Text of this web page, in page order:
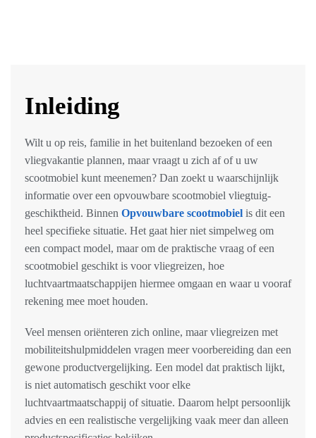
Inleiding
Wilt u op reis, familie in het buitenland bezoeken of een
vliegvakantie plannen, maar vraagt u zich af of u uw
scootmobiel kunt meenemen? Dan zoekt u waarschijnlijk
informatie over een opvouwbare scootmobiel vliegtuig-
geschiktheid. Binnen Opvouwbare scootmobiel is dit een
heel specifieke situatie. Het gaat hier niet simpelweg om
een compact model, maar om de praktische vraag of een
scootmobiel geschikt is voor vliegreizen, hoe
luchtvaartmaatschappijen hiermee omgaan en waar u vooraf
rekening mee moet houden.
Veel mensen oriënteren zich online, maar vliegreizen met
mobiliteitshulpmiddelen vragen meer voorbereiding dan een
gewone productvergelijking. Een model dat praktisch lijkt,
is niet automatisch geschikt voor elke
luchtvaartmaatschappij of situatie. Daarom helpt persoonlijk
advies en een realistische vergelijking vaak meer dan alleen